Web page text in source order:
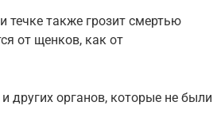
течке также грозит смертью
от щенков, как от
других органов, которые не были